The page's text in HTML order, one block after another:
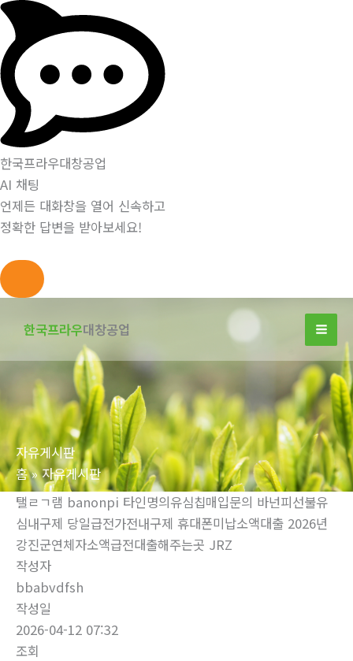
한국프라우대창공업
AI 채팅
언제든 대화창을 열어 신속하고
정확한 답변을 받아보세요!
너
뛰
기
한국프라우대창공업
자유게시판
홈
자유게시판
탤ㄹㄱ램 banonpi 타인명의유심칩매입문의 바넌피선불유
심내구제 당일급전가전내구제 휴대폰미납소액대출 2026년
강진군연체자소액급전대출해주는곳 JRZ
작성자
bbabvdfsh
작성일
2026-04-12 07:32
조회